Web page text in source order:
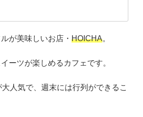
が美味しいお店・ HOICHA。
ーツが楽しめるカフェです。
人気で、週末には行列ができるこ